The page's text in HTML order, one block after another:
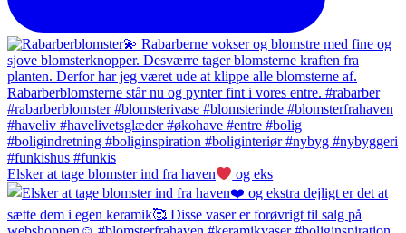
Elsker at tage blomster ind fra haven og eks